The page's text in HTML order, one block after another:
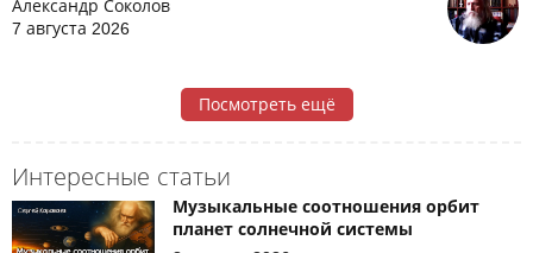
Александр Соколов
7 августа 2026
Посмотреть ещё
Интересные статьи
Музыкальные соотношения орбит
планет солнечной системы